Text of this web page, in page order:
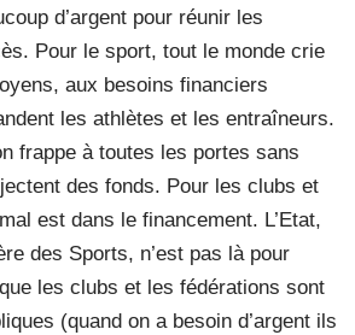
d’argent pour réunir les
Pour le sport, tout le monde crie
aux besoins financiers
les athlètes et les entraîneurs.
frappe à toutes les portes sans
des fonds. Pour les clubs et
est dans le financement. L’Etat,
des Sports, n’est pas là pour
les clubs et les fédérations sont
(quand on a besoin d’argent ils